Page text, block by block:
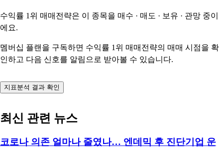
수익률 1위 매매전략은 이 종목을 매수 · 매도 · 보유 · 관망 중이
에요.
멤버십 플랜을 구독하면 수익률 1위 매매전략의 매매 시점을 확
인하고 다음 신호를 알림으로 받아볼 수 있습니다.
지표분석 결과 확인
최신 관련 뉴스
코로나 의존 얼마나 줄였나… 엔데믹 후 진단기업 운